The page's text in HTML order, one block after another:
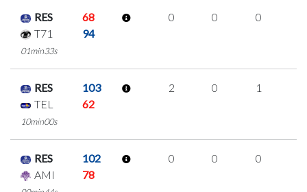
RES
68
T71
94
01min33s
0 0 0
RES
103
TEL
62
10min00s
2 0 1
RES
102
AMI
78
0 0 0